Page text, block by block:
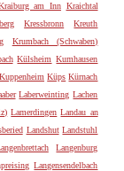
am Inn Kraichtal
Kressbronn
Kreuth
Krumbach (Schwaben)
Külsheim Kumhausen
Kuppenheim Küps Kürnach
Laberweinting Lachen
Lamerdingen Landau an
Landshut Landstuhl
Langenburg
Langensendelbach